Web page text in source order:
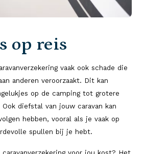
op reis
vaak ook schade die
anderen veroorzaakt. Dit kan
op de camping tot grotere
diefstal van jouw caravan kan
hebben, vooral als je vaak op
spullen bij je hebt.